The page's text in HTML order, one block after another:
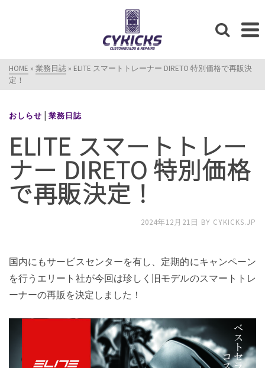
HOME » 業務日誌 » ELITE スマートトレーナー DIRETO 特別価格で再販決
定！
おしらせ | 業務日誌
ELITE スマートトレー
ナー DIRETO 特別価格
で再販決定！
2024年12月21日 BY CYKICKS.JP
国内にもサービスセンターを有し、定期的にキャンペーン
を行うエリート社が今回は珍しく旧モデルのスマートトレ
ーナーの再販を決定しました！